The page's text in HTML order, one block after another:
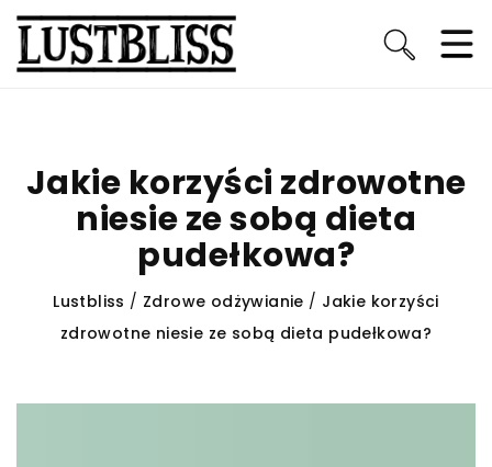
Jakie korzyści zdrowotne
niesie ze sobą dieta
pudełkowa?
Lustbliss / Zdrowe odżywianie / Jakie korzyści
zdrowotne niesie ze sobą dieta pudełkowa?